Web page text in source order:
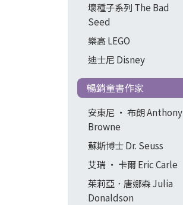
壞種子系列 The Bad
Seed
樂高 LEGO
迪士尼 Disney
暢銷童書作家
安東尼 ‧ 布朗 Anthony
Browne
蘇斯博士 Dr. Seuss
艾瑞 ‧ 卡爾 Eric Carle
茱莉亞．唐娜森 Julia
Donaldson